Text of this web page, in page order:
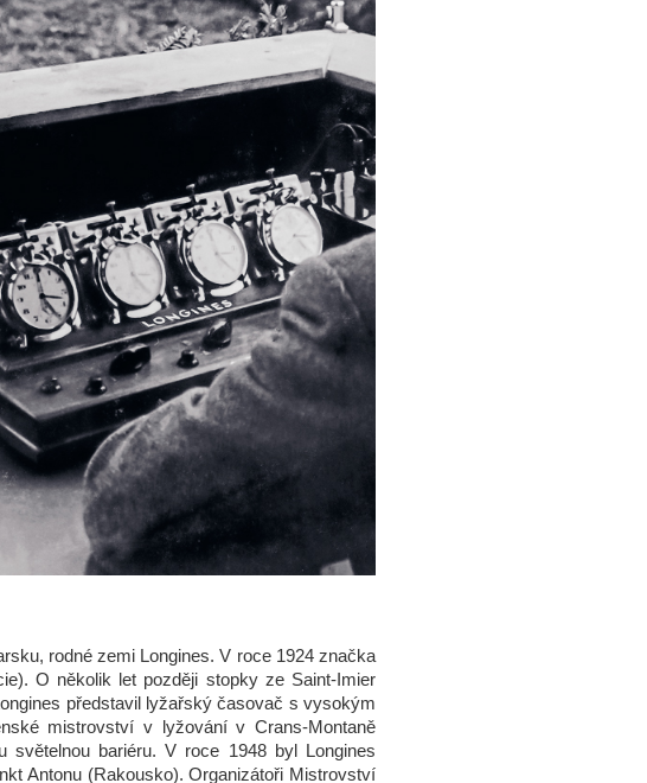
rodné zemi Longines. V roce 1924 značka
O několik let později stopky ze Saint-Imier
představil lyžařský časovač s vysokým
mistrovství v lyžování v Crans-Montaně
bariéru. V roce 1948 byl Longines
Antonu (Rakousko). Organizátoři Mistrovství